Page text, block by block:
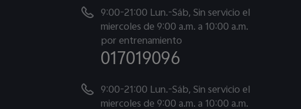
9:00-21:00 Lun.-Sáb, Sin servicio el
miercoles de 9:00 a.m. a 10:00 a.m.
por entrenamiento
017019096
9:00-21:00 Lun.-Sáb, Sin servicio el
miercoles de 9:00 a.m. a 10:00 a.m.